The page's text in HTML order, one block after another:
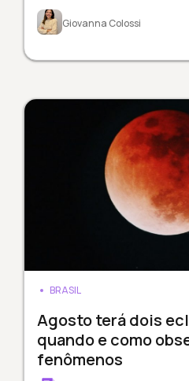
Giovanna Colossi
BRASIL
Agosto terá dois
quando e como
fenômenos